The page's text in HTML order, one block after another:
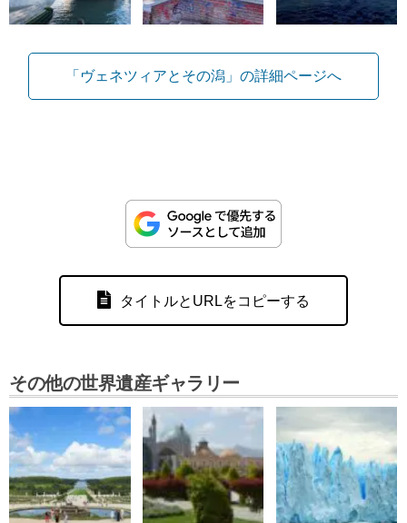
「ヴェネツィアとその潟」の詳細ページへ
タイトルとURLをコピーする
その他の世界遺産ギャラリー